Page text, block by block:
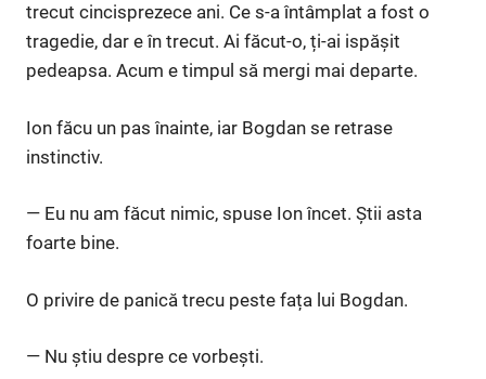
trecut cincisprezece ani. Ce s-a întâmplat a fost o
tragedie, dar e în trecut. Ai făcut-o, ți-ai ispășit
pedeapsa. Acum e timpul să mergi mai departe.
Ion făcu un pas înainte, iar Bogdan se retrase
instinctiv.
— Eu nu am făcut nimic, spuse Ion încet. Știi asta
foarte bine.
O privire de panică trecu peste fața lui Bogdan.
— Nu știu despre ce vorbești.